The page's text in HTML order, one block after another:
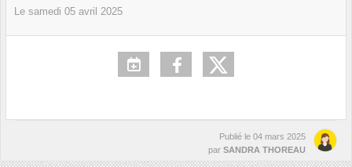
Le samedi 05 avril 2025
Publié le 04 mars 2025
par SANDRA THOREAU